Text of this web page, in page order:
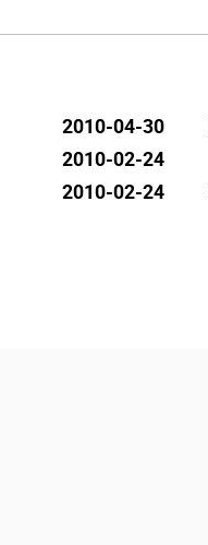
2010-04-30
2010-02-24
2010-02-24